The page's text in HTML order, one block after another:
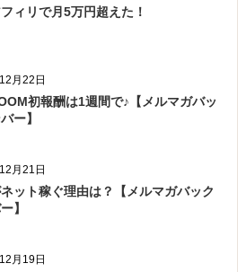
ィリで月5万円超えた！
月22日
初報酬は1週間で♪【メルマガバッ
ー】
月21日
ット稼ぐ理由は？【メルマガバック
】
月19日